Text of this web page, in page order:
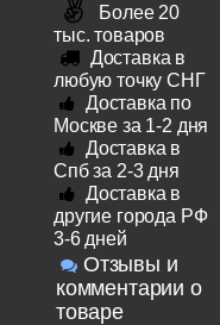
Более 20
тыс. товаров
Доставка в
любую точку СНГ
Доставка по
Москве за 1-2 дня
Доставка в
Спб за 2-3 дня
Доставка в
другие города РФ
3-6 дней
Отзывы и
комментарии о
товаре